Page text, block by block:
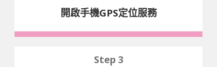
開啟手機GPS定位服務
Step 3